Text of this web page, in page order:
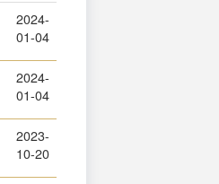
2024-
01-04
2024-
01-04
2023-
10-20